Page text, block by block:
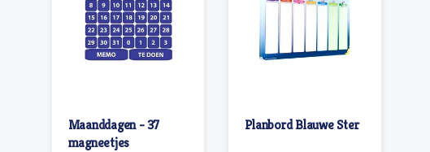
pictogrammen die
passen bij de
Zonneroosje serie.
Maanddagen - 37
magneetjes
Planbord Blauwe Ster